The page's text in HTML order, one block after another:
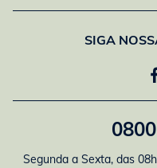
SIGA
Segunda a Sexta, das